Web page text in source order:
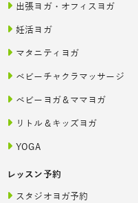
出張ヨガ・オフィスヨガ
妊活ヨガ
マタニティヨガ
ベビーチャクラマッサージ
ベビーヨガ＆ママヨガ
リトル＆キッズヨガ
YOGA
レッスン予約
スタジオヨガ予約